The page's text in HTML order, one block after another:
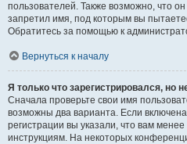
пользователей. Также возможно, что
запретил имя, под которым вы
Обратитесь за помощью к
Вернуться к началу
Я только что зарегистрировался, но
Сначала проверьте свои имя
возможны два варианта. Если
регистрации вы указали, что вам
инструкциям. На некоторых